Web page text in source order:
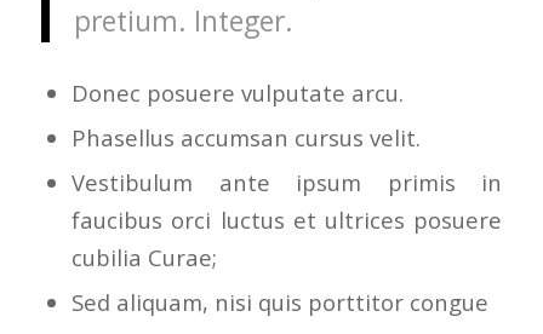
pretium. Integer.
Donec posuere vulputate arcu.
Phasellus accumsan cursus velit.
Vestibulum ante ipsum primis in
faucibus orci luctus et ultrices posuere
cubilia Curae;
Sed aliquam, nisi quis porttitor congue